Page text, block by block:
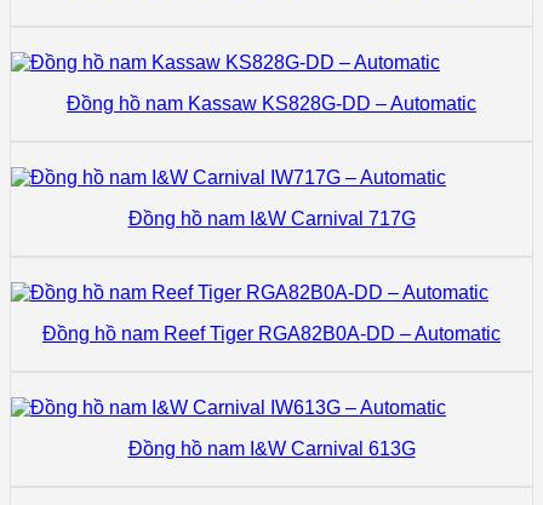
Đồng hồ nam Kassaw KS828G-DD – Automatic
Đồng hồ nam I&W Carnival 717G
Đồng hồ nam Reef Tiger RGA82B0A-DD – Automatic
Đồng hồ nam I&W Carnival 613G